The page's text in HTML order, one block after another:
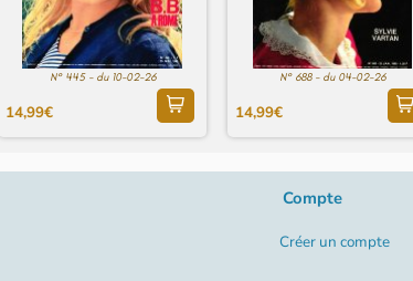
N° 445 - du 10-02-26
14,99€
N° 688 - du 04-02-26
14,99€
Compte
Créer un compte